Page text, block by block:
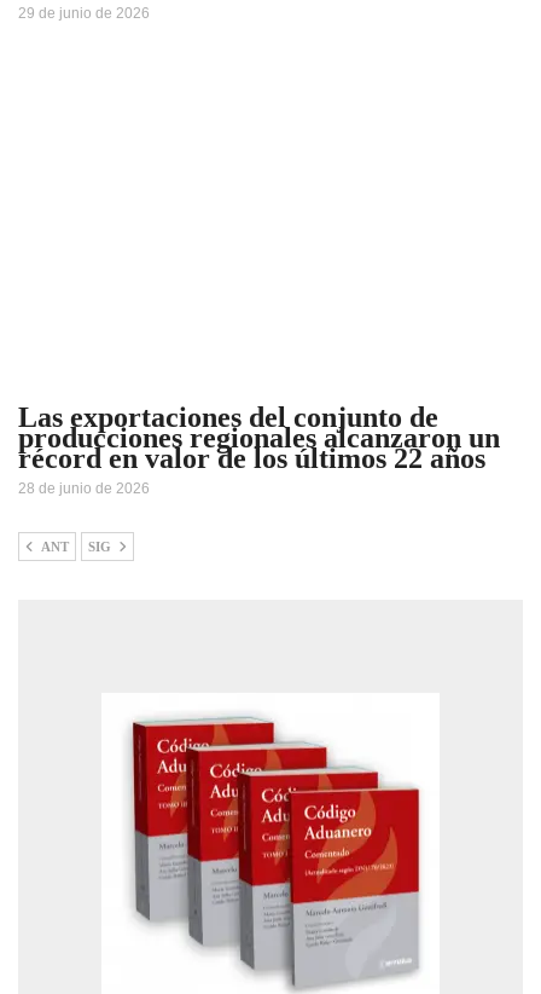
29 de junio de 2026
Las exportaciones del conjunto de
producciones regionales alcanzaron un
récord en valor de los últimos 22 años
28 de junio de 2026
ANT SIG